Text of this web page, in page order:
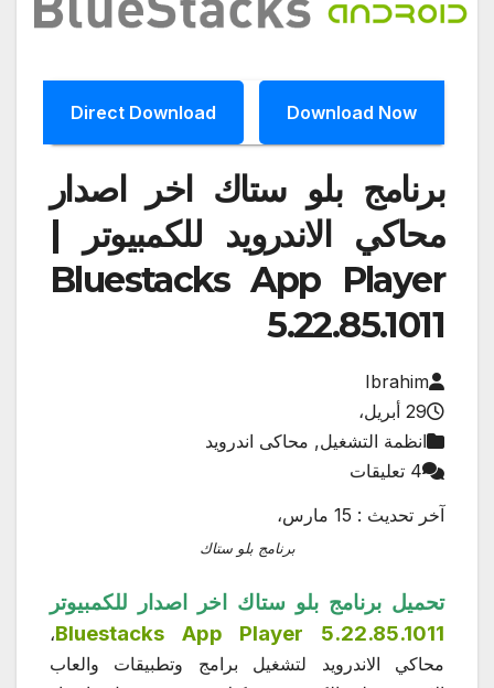
Download Now
Direct Download
برنامج بلو ستاك اخر اصدار
محاكي الاندرويد للكمبيوتر |
Bluestacks App Player
5.22.85.1011
Ibrahim
29 أبريل،
انظمة التشغيل, محاكى اندرويد
4 تعليقات
آخر تحديث : 15 مارس،
برنامج بلو ستاك
تحميل برنامج بلو ستاك اخر اصدار للكمبيوتر
Bluestacks App Player 5.22.85.1011،
محاكي الاندرويد لتشغيل برامج وتطبيقات والعاب